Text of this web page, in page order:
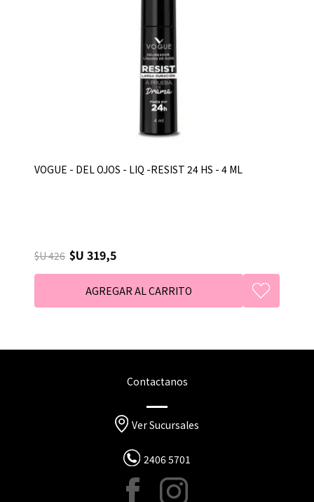
VOGUE - DEL OJOS - LIQ -RESIST 24 HS - 4 ML
$U 426 $U 319,5
Contactanos
Ver Sucursales
2406 5701